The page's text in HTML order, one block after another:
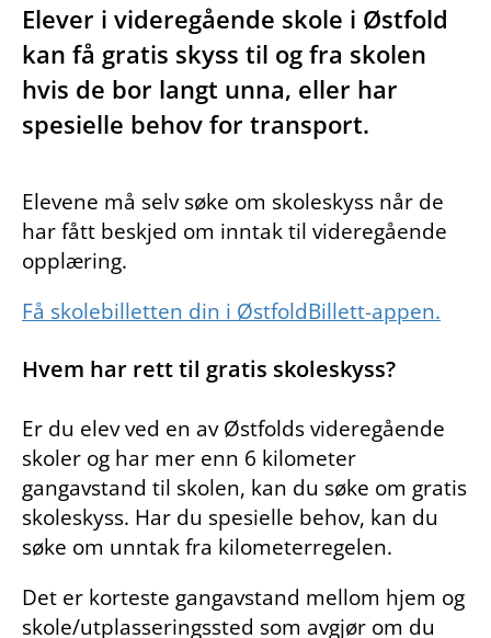
Elever i videregående skole i Østfold
kan få gratis skyss til og fra skolen
hvis de bor langt unna, eller har
spesielle behov for transport.
Elevene må selv søke om skoleskyss når de
har fått beskjed om inntak til videregående
opplæring.
Få skolebilletten din i ØstfoldBillett-appen.
Hvem har rett til gratis skoleskyss?
Er du elev ved en av Østfolds videregående
skoler og har mer enn 6 kilometer
gangavstand til skolen, kan du søke om gratis
skoleskyss. Har du spesielle behov, kan du
søke om unntak fra kilometerregelen.
Det er korteste gangavstand mellom hjem og
skole/utplasseringssted som avgjør om du